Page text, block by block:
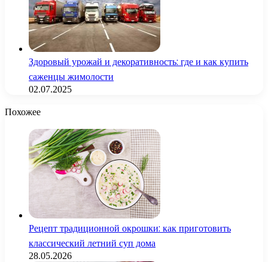
Здоровый урожай и декоративность: где и как купить
саженцы жимолости
02.07.2025
Похожее
Рецепт традиционной окрошки: как приготовить
классический летний суп дома
28.05.2026